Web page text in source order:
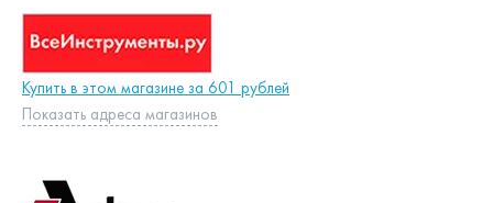
Купить в этом магазине за 601 рублей
Показать адреса магазинов